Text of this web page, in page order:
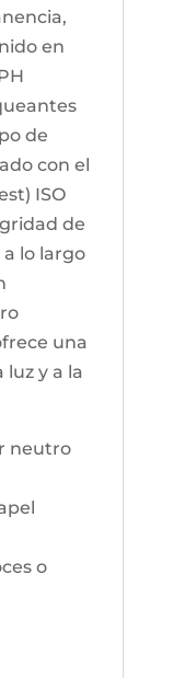
en
de
con el
ISO
de
lo largo
una
y a la
neutro
o